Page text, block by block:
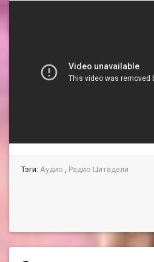
Тэги: Аудио , Радио Цитадели